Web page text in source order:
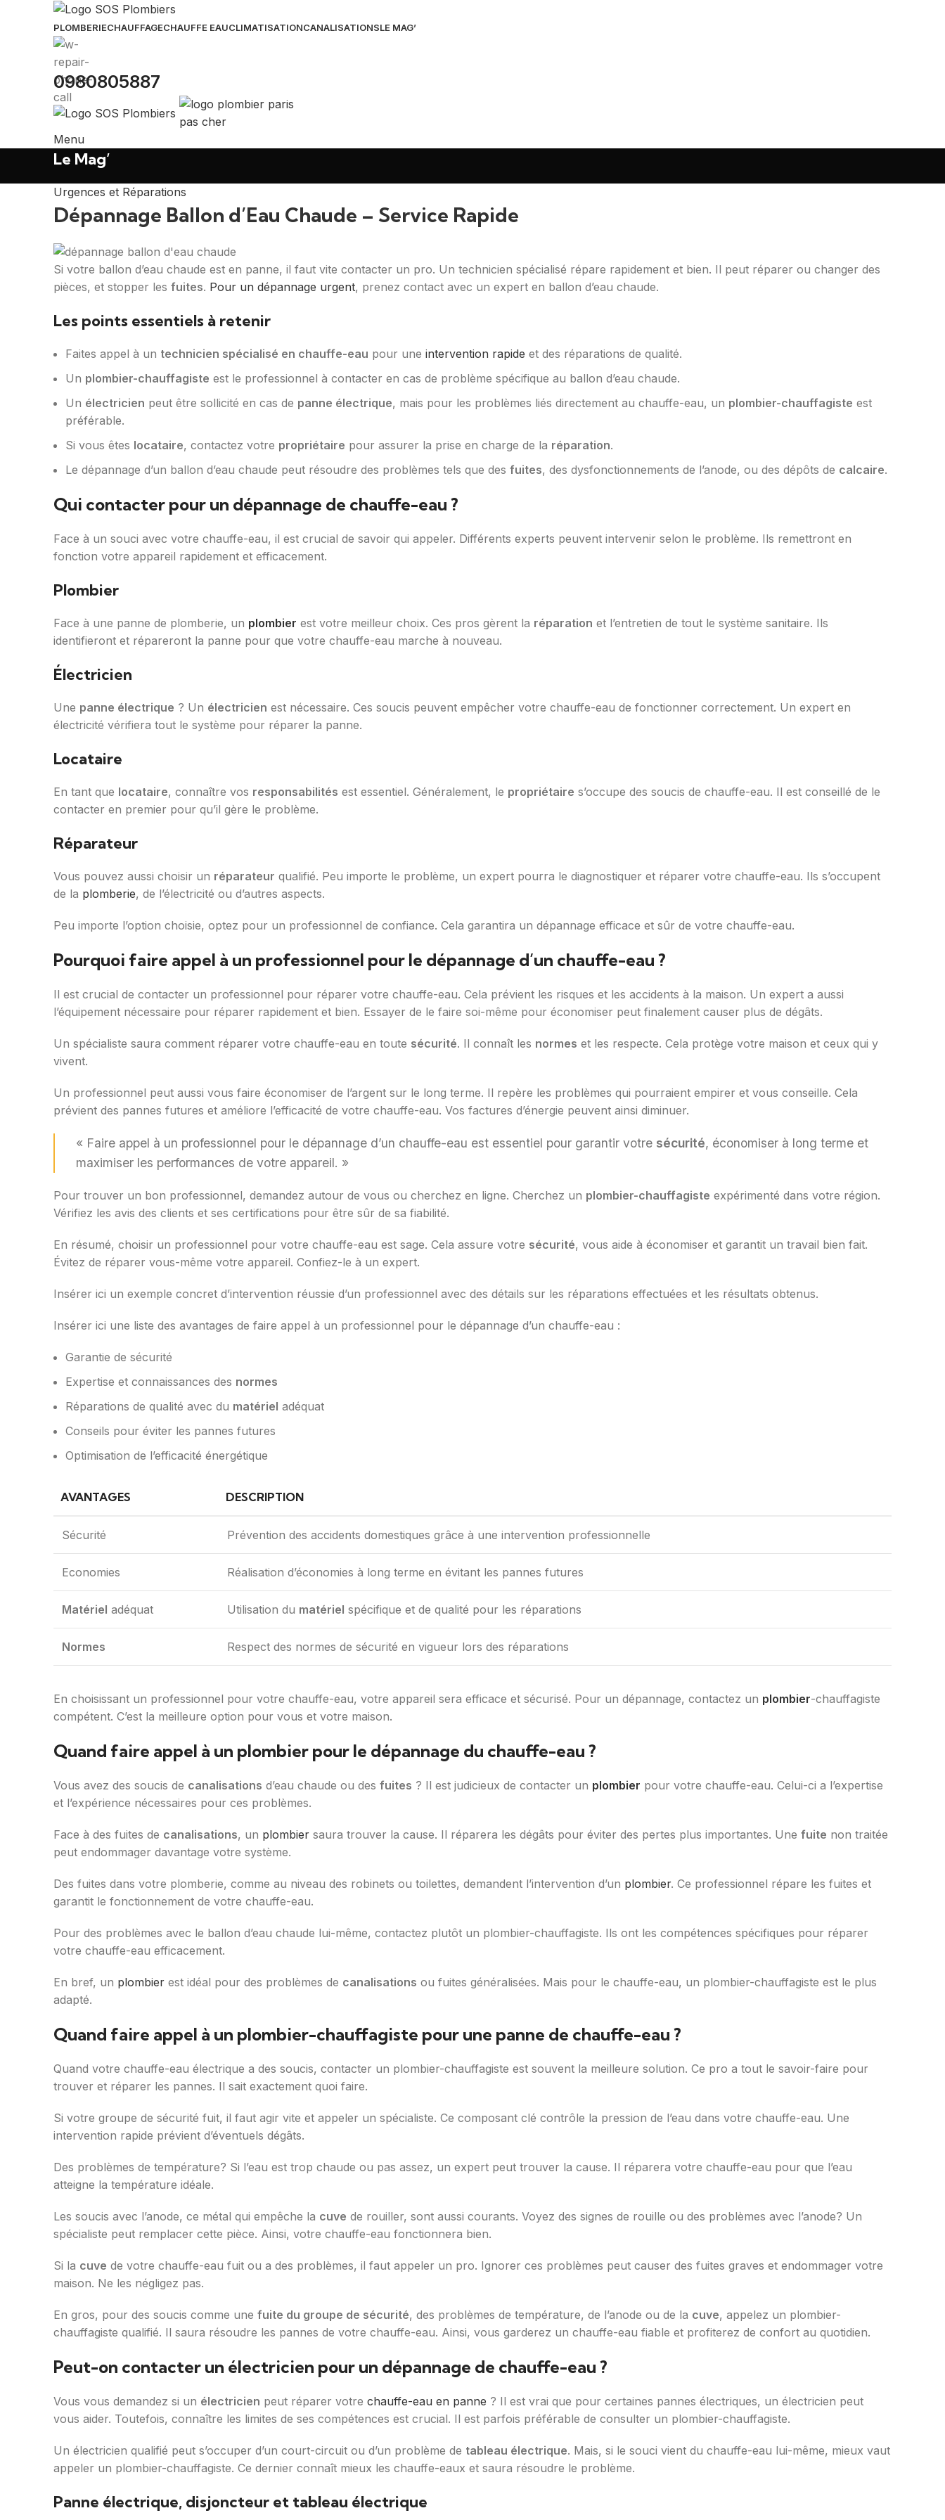
PLOMBERIECHAUFFAGECHAUFFE EAUCLIMATISATIONCANALISATIONSLE MAG’
0980805887
Menu
Le Mag’
Urgences et Réparations
Dépannage Ballon d’Eau Chaude – Service Rapide
Si votre ballon d’eau chaude est en panne, il faut vite contacter un pro. Un technicien spécialisé répare rapidement et bien. Il peut réparer ou changer des
pièces, et stopper les fuites. Pour un dépannage urgent, prenez contact avec un expert en ballon d’eau chaude.
Les points essentiels à retenir
Faites appel à un technicien spécialisé en chauffe-eau pour une intervention rapide et des réparations de qualité.
Un plombier-chauffagiste est le professionnel à contacter en cas de problème spécifique au ballon d’eau chaude.
Un électricien peut être sollicité en cas de panne électrique, mais pour les problèmes liés directement au chauffe-eau, un plombier-chauffagiste est
préférable.
Si vous êtes locataire, contactez votre propriétaire pour assurer la prise en charge de la réparation.
Le dépannage d’un ballon d’eau chaude peut résoudre des problèmes tels que des fuites, des dysfonctionnements de l’anode, ou des dépôts de calcaire.
Qui contacter pour un dépannage de chauffe-eau ?
Face à un souci avec votre chauffe-eau, il est crucial de savoir qui appeler. Différents experts peuvent intervenir selon le problème. Ils remettront en
fonction votre appareil rapidement et efficacement.
Plombier
Face à une panne de plomberie, un plombier est votre meilleur choix. Ces pros gèrent la réparation et l’entretien de tout le système sanitaire. Ils
identifieront et répareront la panne pour que votre chauffe-eau marche à nouveau.
Électricien
Une panne électrique ? Un électricien est nécessaire. Ces soucis peuvent empêcher votre chauffe-eau de fonctionner correctement. Un expert en
électricité vérifiera tout le système pour réparer la panne.
Locataire
En tant que locataire, connaître vos responsabilités est essentiel. Généralement, le propriétaire s’occupe des soucis de chauffe-eau. Il est conseillé de le
contacter en premier pour qu’il gère le problème.
Réparateur
Vous pouvez aussi choisir un réparateur qualifié. Peu importe le problème, un expert pourra le diagnostiquer et réparer votre chauffe-eau. Ils s’occupent
de la plomberie, de l’électricité ou d’autres aspects.
Peu importe l’option choisie, optez pour un professionnel de confiance. Cela garantira un dépannage efficace et sûr de votre chauffe-eau.
Pourquoi faire appel à un professionnel pour le dépannage d’un chauffe-eau ?
Il est crucial de contacter un professionnel pour réparer votre chauffe-eau. Cela prévient les risques et les accidents à la maison. Un expert a aussi
l’équipement nécessaire pour réparer rapidement et bien. Essayer de le faire soi-même pour économiser peut finalement causer plus de dégâts.
Un spécialiste saura comment réparer votre chauffe-eau en toute sécurité. Il connaît les normes et les respecte. Cela protège votre maison et ceux qui y
vivent.
Un professionnel peut aussi vous faire économiser de l’argent sur le long terme. Il repère les problèmes qui pourraient empirer et vous conseille. Cela
prévient des pannes futures et améliore l’efficacité de votre chauffe-eau. Vos factures d’énergie peuvent ainsi diminuer.
« Faire appel à un professionnel pour le dépannage d’un chauffe-eau est essentiel pour garantir votre sécurité, économiser à long terme et
maximiser les performances de votre appareil. »
Pour trouver un bon professionnel, demandez autour de vous ou cherchez en ligne. Cherchez un plombier-chauffagiste expérimenté dans votre région.
Vérifiez les avis des clients et ses certifications pour être sûr de sa fiabilité.
En résumé, choisir un professionnel pour votre chauffe-eau est sage. Cela assure votre sécurité, vous aide à économiser et garantit un travail bien fait.
Évitez de réparer vous-même votre appareil. Confiez-le à un expert.
Insérer ici un exemple concret d’intervention réussie d’un professionnel avec des détails sur les réparations effectuées et les résultats obtenus.
Insérer ici une liste des avantages de faire appel à un professionnel pour le dépannage d’un chauffe-eau :
Garantie de sécurité
Expertise et connaissances des normes
Réparations de qualité avec du matériel adéquat
Conseils pour éviter les pannes futures
Optimisation de l’efficacité énergétique
AVANTAGES DESCRIPTION
Sécurité Prévention des accidents domestiques grâce à une intervention professionnelle
Economies Réalisation d’économies à long terme en évitant les pannes futures
Matériel adéquat Utilisation du matériel spécifique et de qualité pour les réparations
Normes Respect des normes de sécurité en vigueur lors des réparations
En choisissant un professionnel pour votre chauffe-eau, votre appareil sera efficace et sécurisé. Pour un dépannage, contactez un plombier-chauffagiste
compétent. C’est la meilleure option pour vous et votre maison.
Quand faire appel à un plombier pour le dépannage du chauffe-eau ?
Vous avez des soucis de canalisations d’eau chaude ou des fuites ? Il est judicieux de contacter un plombier pour votre chauffe-eau. Celui-ci a l’expertise
et l’expérience nécessaires pour ces problèmes.
Face à des fuites de canalisations, un plombier saura trouver la cause. Il réparera les dégâts pour éviter des pertes plus importantes. Une fuite non traitée
peut endommager davantage votre système.
Des fuites dans votre plomberie, comme au niveau des robinets ou toilettes, demandent l’intervention d’un plombier. Ce professionnel répare les fuites et
garantit le fonctionnement de votre chauffe-eau.
Pour des problèmes avec le ballon d’eau chaude lui-même, contactez plutôt un plombier-chauffagiste. Ils ont les compétences spécifiques pour réparer
votre chauffe-eau efficacement.
En bref, un plombier est idéal pour des problèmes de canalisations ou fuites généralisées. Mais pour le chauffe-eau, un plombier-chauffagiste est le plus
adapté.
Quand faire appel à un plombier-chauffagiste pour une panne de chauffe-eau ?
Quand votre chauffe-eau électrique a des soucis, contacter un plombier-chauffagiste est souvent la meilleure solution. Ce pro a tout le savoir-faire pour
trouver et réparer les pannes. Il sait exactement quoi faire.
Si votre groupe de sécurité fuit, il faut agir vite et appeler un spécialiste. Ce composant clé contrôle la pression de l’eau dans votre chauffe-eau. Une
intervention rapide prévient d’éventuels dégâts.
Des problèmes de température? Si l’eau est trop chaude ou pas assez, un expert peut trouver la cause. Il réparera votre chauffe-eau pour que l’eau
atteigne la température idéale.
Les soucis avec l’anode, ce métal qui empêche la cuve de rouiller, sont aussi courants. Voyez des signes de rouille ou des problèmes avec l’anode? Un
spécialiste peut remplacer cette pièce. Ainsi, votre chauffe-eau fonctionnera bien.
Si la cuve de votre chauffe-eau fuit ou a des problèmes, il faut appeler un pro. Ignorer ces problèmes peut causer des fuites graves et endommager votre
maison. Ne les négligez pas.
En gros, pour des soucis comme une fuite du groupe de sécurité, des problèmes de température, de l’anode ou de la cuve, appelez un plombier-
chauffagiste qualifié. Il saura résoudre les pannes de votre chauffe-eau. Ainsi, vous garderez un chauffe-eau fiable et profiterez de confort au quotidien.
Peut-on contacter un électricien pour un dépannage de chauffe-eau ?
Vous vous demandez si un électricien peut réparer votre chauffe-eau en panne ? Il est vrai que pour certaines pannes électriques, un électricien peut
vous aider. Toutefois, connaître les limites de ses compétences est crucial. Il est parfois préférable de consulter un plombier-chauffagiste.
Un électricien qualifié peut s’occuper d’un court-circuit ou d’un problème de tableau électrique. Mais, si le souci vient du chauffe-eau lui-même, mieux vaut
appeler un plombier-chauffagiste. Ce dernier connaît mieux les chauffe-eaux et saura résoudre le problème.
Panne électrique, disjoncteur et tableau électrique